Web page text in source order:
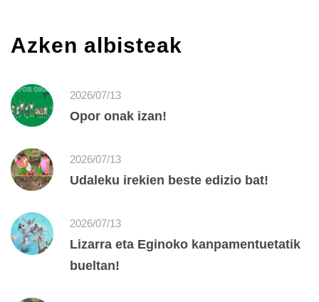
Azken albisteak
2026/07/13
Opor onak izan!
2026/07/13
Udaleku irekien beste edizio bat!
2026/07/13
Lizarra eta Eginoko kanpamentuetatik
bueltan!